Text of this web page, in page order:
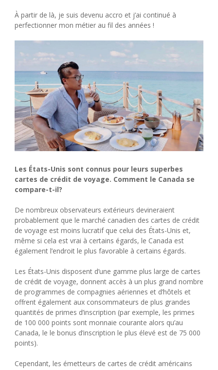
À partir de là, je suis devenu accro et j’ai continué à
perfectionner mon métier au fil des années !
Les États-Unis sont connus pour leurs superbes
cartes de crédit de voyage. Comment le Canada se
compare-t-il?
De nombreux observateurs extérieurs devineraient
probablement que le marché canadien des cartes de crédit
de voyage est moins lucratif que celui des États-Unis et,
même si cela est vrai à certains égards, le Canada est
également l’endroit le plus favorable à certains égards.
Les États-Unis disposent d’une gamme plus large de cartes
de crédit de voyage, donnent accès à un plus grand nombre
de programmes de compagnies aériennes et d’hôtels et
offrent également aux consommateurs de plus grandes
quantités de primes d’inscription (par exemple, les primes
de 100 000 points sont monnaie courante alors qu’au
Canada, le le bonus d’inscription le plus élevé est de 75 000
points).
Cependant, les émetteurs de cartes de crédit américains